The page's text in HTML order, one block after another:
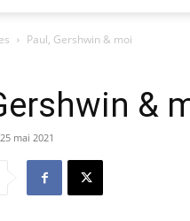
Paul, Gershwin & moi
&
25 mai 2021